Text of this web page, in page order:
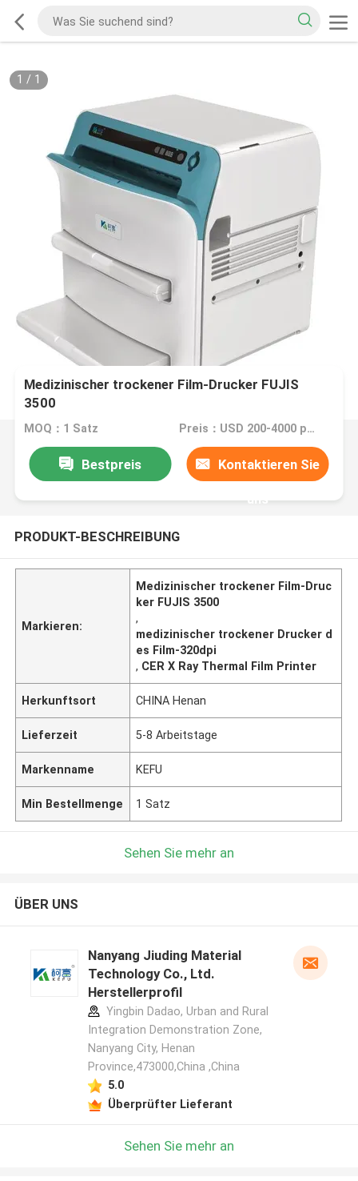
1 / 1
Medizinischer trockener Film-Drucker FUJIS
3500
MOQ：1 Satz Preis：USD 200-4000 per set.
Bestpreis Kontaktieren Sie
uns
PRODUKT-BESCHREIBUNG
Markieren:
Medizinischer trockener Film-Druc
ker FUJIS 3500
,
medizinischer trockener Drucker d
es Film-320dpi
, CER X Ray Thermal Film Printer
Herkunftsort CHINA Henan
Lieferzeit 5-8 Arbeitstage
Markenname KEFU
Min Bestellmenge 1 Satz
Sehen Sie mehr an
ÜBER UNS
Nanyang Jiuding Material
Technology Co., Ltd.
Herstellerprofil
Yingbin Dadao, Urban and Rural
Integration Demonstration Zone,
Nanyang City, Henan
Province,473000,China ,China
5.0
Überprüfter Lieferant
Sehen Sie mehr an